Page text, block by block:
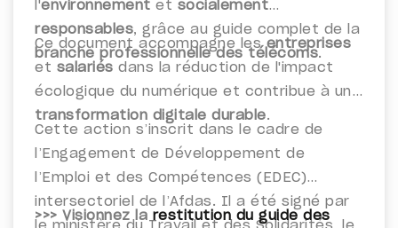
l'environnement et socialement
responsables, grâce au guide complet de la
branche professionnelle des télécoms.
Ce document accompagne lesentreprises
et salariés dans la réduction de l'impact
écologique du numérique et contribue à une
transformation digitale durable.
Cette action s’inscrit dans le cadre de
l’Engagement de Développement de
l’Emploi et des Compétences (EDEC)
intersectoriel de l’Afdas. Il a été signé par
>>> Visionnez la restitution du guide des